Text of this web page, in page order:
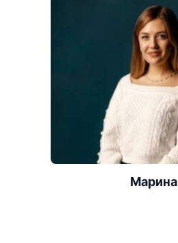
Марина